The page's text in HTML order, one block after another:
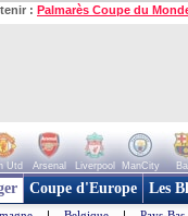
: Palmarès Coupe du
Utd Arsenal Liverpool ManCity
Coupe d'Europe Les